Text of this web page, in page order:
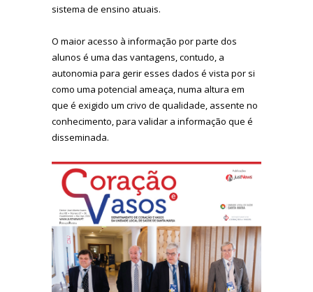
sistema de ensino atuais.
O maior acesso à informação por parte dos
alunos é uma das vantagens, contudo, a
autonomia para gerir esses dados é vista por si
como uma potencial ameaça, numa altura em
que é exigido um crivo de qualidade, assente no
conhecimento, para validar a informação que é
disseminada.